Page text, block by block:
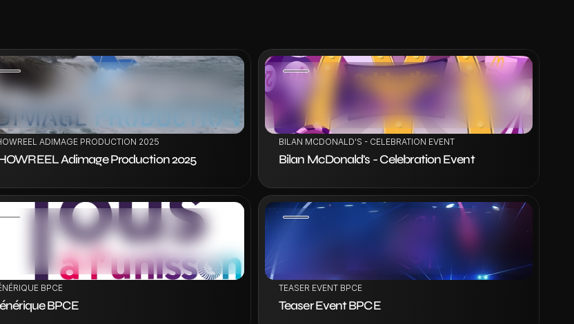
LE PROJET
ADIMAGE PRODUCTION 2025
Adimage Production 2025
VOIR LE PROJET
BILAN MCDONALD'S - CELEBRATION EVENT
Bilan McDonald's - Celebration Event
LE PROJET
BPCE
BPCE
TEASER EVENT BPCE
Teaser Event BPCE